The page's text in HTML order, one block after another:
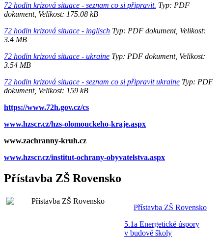
72 hodin krizová situace - seznam co si připravit. Typ: PDF
dokument, Velikost: 175.08 kB
72 hodin krizová situace - inglisch Typ: PDF dokument, Velikost:
3.4 MB
72 hodin krizová situace - ukraine Typ: PDF dokument, Velikost:
3.54 MB
72 hodin krizová situace - seznam co si připravit ukraine Typ: PDF
dokument, Velikost: 159 kB
https://www.72h.gov.cz/cs
www.hzscr.cz/hzs-olomouckeho-kraje.aspx
www.zachranny-kruh.cz
www.hzscr.cz/institut-ochrany-obyvatelstva.aspx
Přístavba ZŠ Rovensko
Přístavba ZŠ Rovensko
5.1a Energetické úspory
v budově školy